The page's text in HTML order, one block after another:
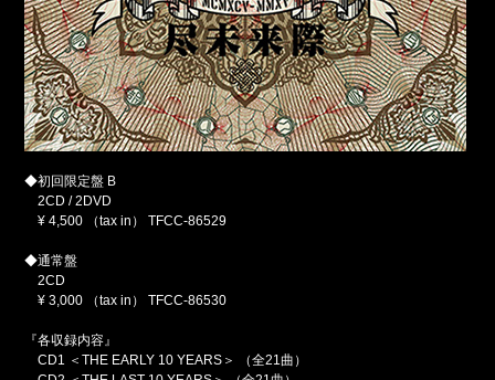
◆初回限定盤 B
2CD / 2DVD
¥ 4,500 （tax in） TFCC-86529
◆通常盤
2CD
¥ 3,000 （tax in） TFCC-86530
『各収録内容』
CD1 ＜THE EARLY 10 YEARS＞ （全21曲）